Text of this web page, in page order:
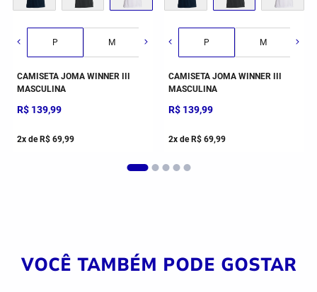
G 2GG/3G
P M G
CAMISETA JOMA WINNER III
MASCULINA
R$ 139,99
2x deR$ 69,99
P M
CAMISETA JOMA WINNER III
MASCULINA
R$ 139,99
2x deR$ 69,99
VOCÊ TAMBÉM PODE GOSTAR